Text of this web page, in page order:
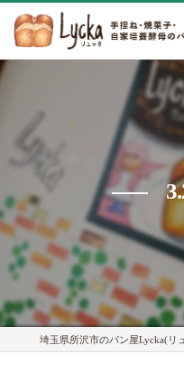
埼玉県所沢市のパン屋Lycka(リ